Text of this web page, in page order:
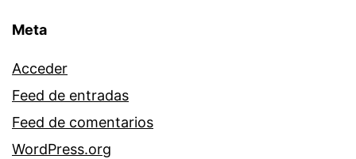
Meta
Acceder
Feed de entradas
Feed de comentarios
WordPress.org